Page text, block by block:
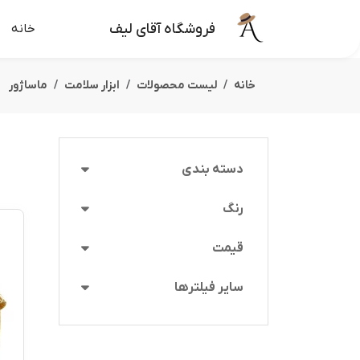
فروشگاه آقای لیف خانه
خانه لیست محصولات ابزار سلامت ماساژور
دسته بندی
رنگ
قیمت
سایر فیلترها